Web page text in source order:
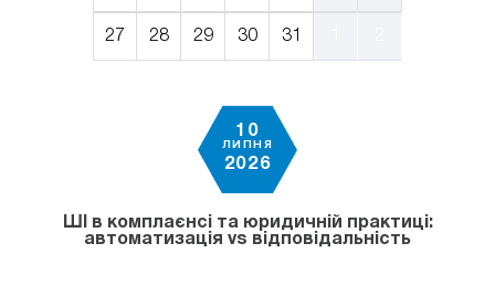
27 28 29 30 31
10
ЛИПНЯ
2026
ШІ в комплаєнсі та юридичній практиці:
автоматизація vs відповідальність